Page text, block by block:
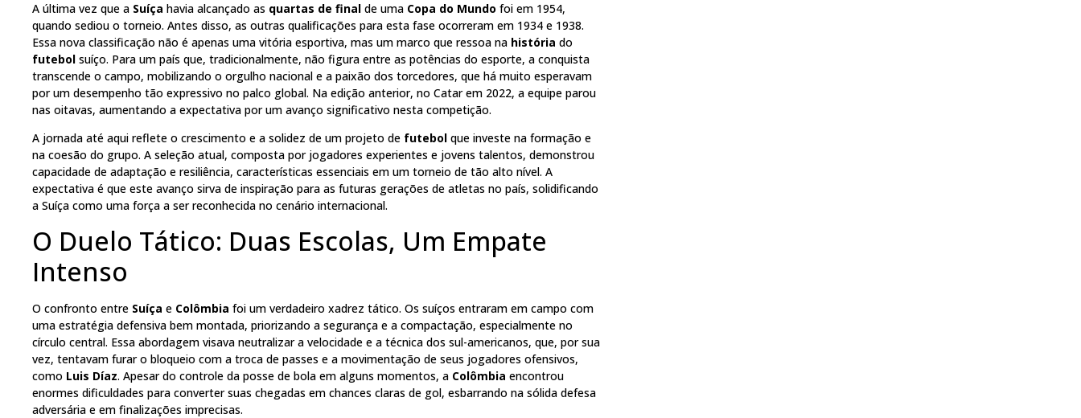
A última vez que a Suíça havia alcançado as quartas de final de uma Copa do Mundo foi em 1954,
quando sediou o torneio. Antes disso, as outras qualificações para esta fase ocorreram em 1934 e 1938.
Essa nova classificação não é apenas uma vitória esportiva, mas um marco que ressoa na história do
futebol suíço. Para um país que, tradicionalmente, não figura entre as potências do esporte, a conquista
transcende o campo, mobilizando o orgulho nacional e a paixão dos torcedores, que há muito esperavam
por um desempenho tão expressivo no palco global. Na edição anterior, no Catar em 2022, a equipe parou
nas oitavas, aumentando a expectativa por um avanço significativo nesta competição.
A jornada até aqui reflete o crescimento e a solidez de um projeto de futebol que investe na formação e
na coesão do grupo. A seleção atual, composta por jogadores experientes e jovens talentos, demonstrou
capacidade de adaptação e resiliência, características essenciais em um torneio de tão alto nível. A
expectativa é que este avanço sirva de inspiração para as futuras gerações de atletas no país, solidificando
a Suíça como uma força a ser reconhecida no cenário internacional.
O Duelo Tático: Duas Escolas, Um Empate
Intenso
O confronto entre Suíça e Colômbia foi um verdadeiro xadrez tático. Os suíços entraram em campo com
uma estratégia defensiva bem montada, priorizando a segurança e a compactação, especialmente no
círculo central. Essa abordagem visava neutralizar a velocidade e a técnica dos sul-americanos, que, por sua
vez, tentavam furar o bloqueio com a troca de passes e a movimentação de seus jogadores ofensivos,
como Luis Díaz. Apesar do controle da posse de bola em alguns momentos, a Colômbia encontrou
enormes dificuldades para converter suas chegadas em chances claras de gol, esbarrando na sólida defesa
adversária e em finalizações imprecisas.